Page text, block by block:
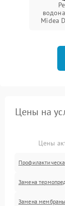
Midea
Цены на
Цены
Замена
Замена мембраны